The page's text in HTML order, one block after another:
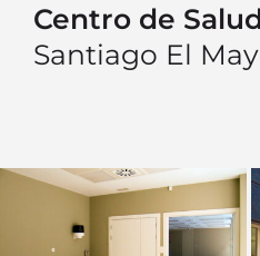
Centro de
Santiago El